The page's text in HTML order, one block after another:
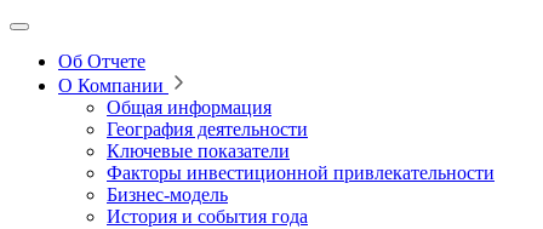
Об Отчете
О Компании
Общая информация
География деятельности
Ключевые показатели
Факторы инвестиционной привлекательности
Бизнес-модель
История и события года